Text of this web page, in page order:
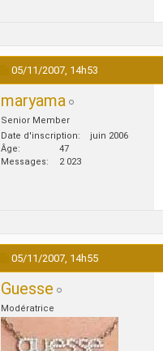
05/11/2007, 14h53
maryama
Senior Member
Date d'inscription
juin 2006
Âge
47
Messages
2 023
05/11/2007, 14h55
Guesse
Modératrice